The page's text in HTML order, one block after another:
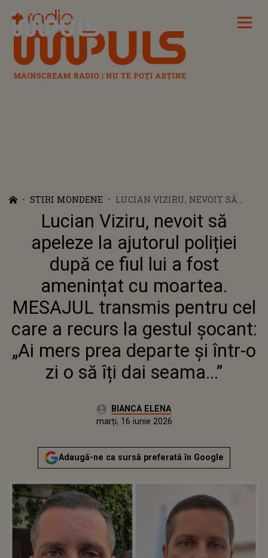
Radio Impuls
STIRI MONDENE
LUCIAN VIZIRU, NEVOIT SĂ
APELEZE LA AJUTORUL
POLIȚIEI DUPĂ CE FIUL LUI A
FOST AMENINȚAT CU
MOARTEA. MESAJUL
TRANSMIS PENTRU CEL CARE A
MERS PREA DEPARTE ȘI ÎNTR-O
ZI O SĂ ÎȚI DAI SEAMA...”
Lucian Viziru, nevoit să
apeleze la ajutorul poliției
după ce fiul lui a fost
amenințat cu moartea.
MESAJUL transmis pentru cel
care a recurs la gestul șocant:
„Ai mers prea departe și într-o
zi o să îți dai seama...”
Autor:BIANCA ELENA
Actualizat:
marți, 16 iunie 2026
Adaugă-ne ca sursă preferată în Google